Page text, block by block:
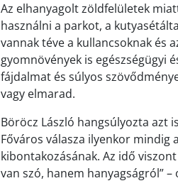
Az elhanyagolt zöldfelületek
használni a parkot, a
vannak téve a kullancsoknak és
gyomnövények is egészségügyi
fájdalmat és súlyos
vagy elmarad.
Böröcz László hangsúlyozta azt
Főváros válasza ilyenkor mindig
kibontakozásának. Az idő
van szó, hanem hanyagságról”